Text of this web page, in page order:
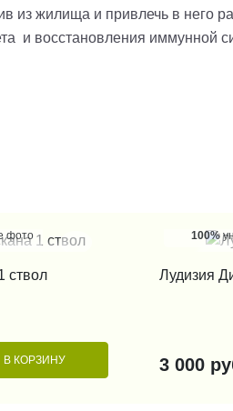
из жилища и привлечь в него
и восстановления иммунной
фото
ствол
В КОРЗИНУ
100%
Лудизия
3 000